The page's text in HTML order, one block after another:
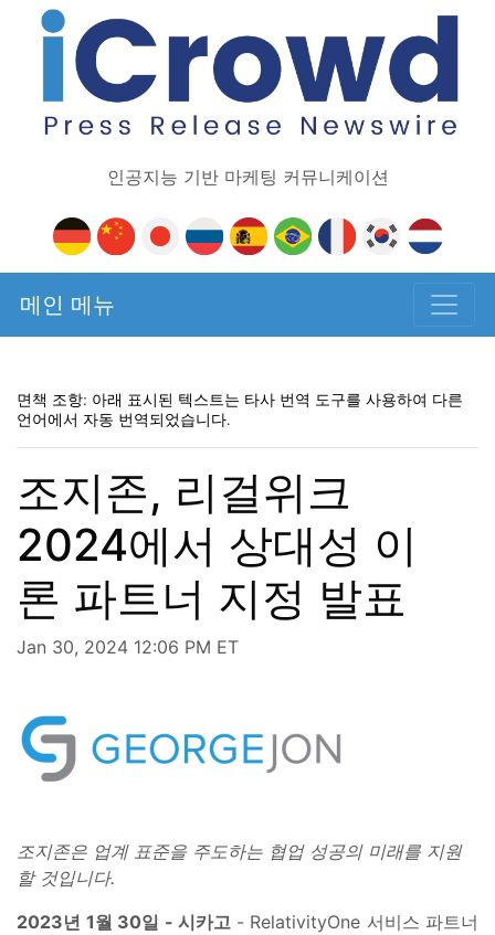
인공지능 기반 마케팅 커뮤니케이션
메인 메뉴
면책 조항: 아래 표시된 텍스트는 타사 번역 도구를 사용하여 다른
언어에서 자동 번역되었습니다.
조지존, 리걸위크
2024에서 상대성 이
론 파트너 지정 발표
Jan 30, 2024 12:06 PM ET
조지존은 업계 표준을 주도하는 협업 성공의 미래를 지원
할 것입니다.
2023년 1월 30일 - 시카고 - RelativityOne 서비스 파트너